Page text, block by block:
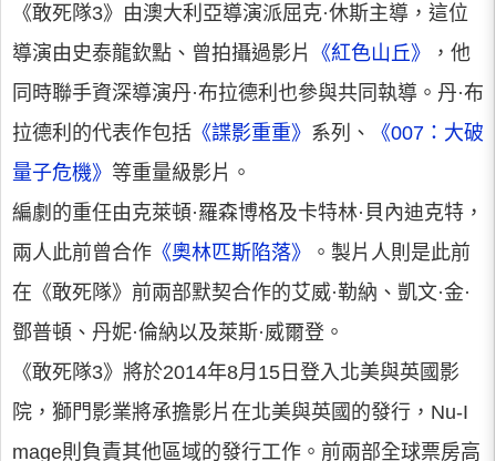
《敢死隊3》由澳大利亞導演派屈克·休斯主導，這位
導演由史泰龍欽點、曾拍攝過影片
《紅色山丘》
，他
同時聯手資深導演丹·布拉德利也參與共同執導。丹·布
拉德利的代表作包括 《諜影重重》 系列、
《007：大破
量子危機》 等重量級影片。
編劇的重任由克萊頓·羅森博格及卡特林·貝內迪克特，
兩人此前曾合作 《奧林匹斯陷落》
。製片人則是此前
在《敢死隊》前兩部默契合作的艾威·勒納、凱文·金·
鄧普頓、丹妮·倫納以及萊斯·威爾登。
《敢死隊3》將於2014年8月15日登入北美與英國影
院，獅門影業將承擔影片在北美與英國的發行，Nu-I
mage則負責其他區域的發行工作。前兩部全球票房高